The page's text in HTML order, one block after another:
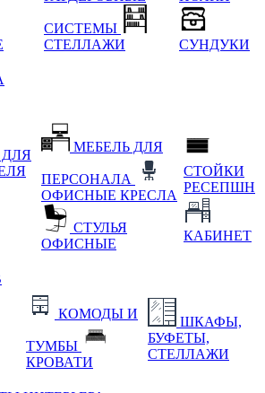
СИСТЕМЫ
СТЕЛЛАЖИ
СУНДУКИ
ДЛЯ
МЕБЕЛЬ ДЛЯ
ПЕРСОНАЛА
ОФИСНЫЕ КРЕСЛА
СТУЛЬЯ
ОФИСНЫЕ
СТОЙКИ
РЕСЕПШН
КАБИНЕТ
КОМОДЫ И
ТУМБЫ
КРОВАТИ
ШКАФЫ,
БУФЕТЫ,
СТЕЛЛАЖИ